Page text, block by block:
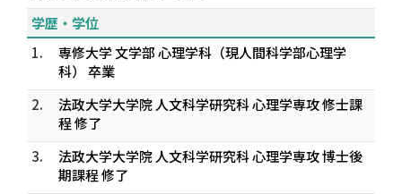
学歴・学位
1.
専修大学 文学部 心理学科（現人間科学部心理学
科） 卒業
2.
法政大学大学院 人文科学研究科 心理学専攻 修士課
程 修了
3.
法政大学大学院 人文科学研究科 心理学専攻 博士後
期課程 修了